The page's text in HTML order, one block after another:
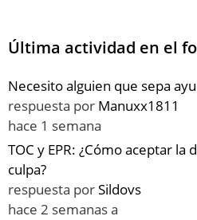
Última actividad en el
Necesito alguien que sepa
respuesta por Manuxx1811
hace 1 semana
TOC y EPR: ¿Cómo aceptar
culpa?
respuesta porSildovs
hace 2 semanas a